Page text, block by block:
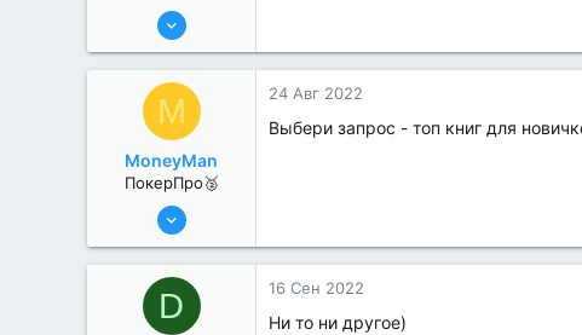
6 Июн 2022
0
M
MoneyMan
ПокерПро🥈
8 Июн 2022
4
24 Авг 2022
Выбери запрос - топ книг для
D 16 Сен 2022
Ни то ни другое)